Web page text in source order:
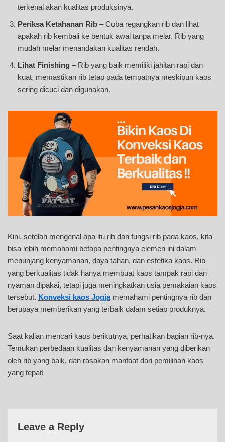
terkenal akan kualitas produksinya.
Periksa Ketahanan Rib – Coba regangkan rib dan lihat
apakah rib kembali ke bentuk awal tanpa melar. Rib yang
mudah melar menandakan kualitas rendah.
Lihat Finishing – Rib yang baik memiliki jahitan rapi dan
kuat, memastikan rib tetap pada tempatnya meskipun kaos
sering dicuci dan digunakan.
Kini, setelah mengenal apa itu rib dan fungsi rib pada kaos, kita
bisa lebih memahami betapa pentingnya elemen ini dalam
menunjang kenyamanan, daya tahan, dan estetika kaos. Rib
yang berkualitas tidak hanya membuat kaos tampak rapi dan
nyaman dipakai, tetapi juga meningkatkan usia pemakaian kaos
tersebut. Konveksi kaos Jogjamemahami pentingnya rib dan
berupaya memberikan yang terbaik dalam setiap produknya.
Saat kalian mencari kaos berikutnya, perhatikan bagian rib-nya.
Temukan perbedaan kualitas dan kenyamanan yang diberikan
oleh rib yang baik, dan rasakan manfaat dari pemilihan kaos
yang tepat!
Leave a Reply